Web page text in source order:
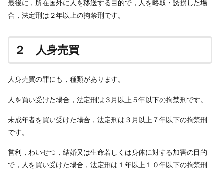
最後に，所在国外に人を移送する目的で，人を略取・誘拐した場
合，法定刑は２年以上の拘禁刑です。
２ 人身売買
人身売買の罪にも，種類があります。
人を買い受けた場合，法定刑は３月以上５年以下の拘禁刑です。
未成年者を買い受けた場合，法定刑は３月以上７年以下の拘禁刑
です。
営利，わいせつ，結婚又は生命若しくは身体に対する加害の目的
で，人を買い受けた場合，法定刑は１年以上１０年以下の拘禁刑